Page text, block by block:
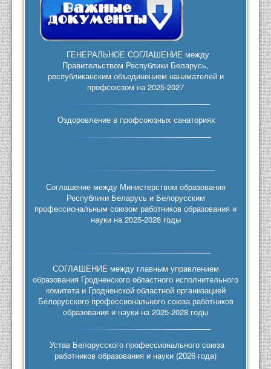
ГЕНЕРАЛЬНОЕ СОГЛАШЕНИЕ между
Правительством Республики Беларусь,
республиканским объединением нанимателей и
профсоюзом на 2025-2027
Оздоровление в профсоюзных санаториях
Соглашение между Министерством образования
Республики Беларусь и Белорусским
профессиональным союзом работников образования и
науки на 2025-2028 годы
СОГЛАШЕНИЕ между главным управлением
образования Гродненского областного исполнительного
комитета и Гродненской областной организацией
Белорусского профессионального союза работников
образования и науки на 2025-2028 годы
Устав Белорусского профессионального союза
работников образования и науки (2026 года)